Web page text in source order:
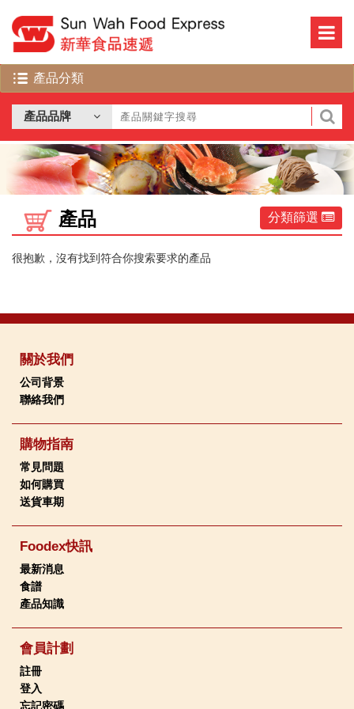
產品 分類篩選
很抱歉，沒有找到符合你搜索要求的產品
關於我們
公司背景
聯絡我們
購物指南
常見問題
如何購買
送貨車期
Foodex快訊
最新消息
食譜
產品知識
會員計劃
註冊
登入
忘記密碼